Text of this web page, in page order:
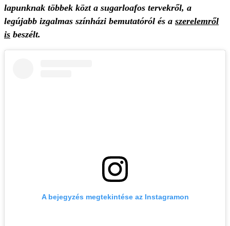
lapunknak többek közt a sugarloafos tervekről, a
legújabb izgalmas színházi bemutatóról és a szerelemről
is beszélt.
A bejegyzés megtekintése az Instagramon